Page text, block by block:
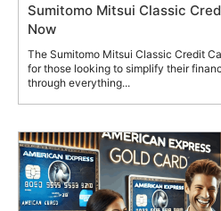
Sumitomo Mitsui Classic
Now
The Sumitomo Mitsui Classic Credit
for those looking to simplify their
through everything...